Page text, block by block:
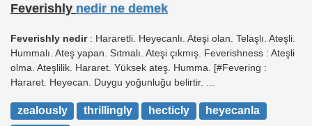
Feverishly nedir ne demek
Feverishly nedir: Hararetli. Heyecanlı. Ateşi olan. Telaşlı. Ateşli.
Hummalı. Ateş yapan. Sıtmalı. Ateşi çıkmış. Feverishness : Ateşli
olma. Ateşlilik. Hararet. Yüksek ateş. Humma. [#Fevering :
Hararet. Heyecan. Duygu yoğunluğu belirtir. ...
zealously thrillingly hecticly
heyecanla